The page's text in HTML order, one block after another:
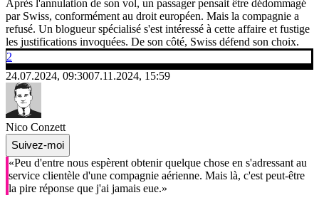
Après l'annulation de son vol, un passager pensait être dédommagé
par Swiss, conformément au droit européen. Mais la compagnie a
refusé. Un blogueur spécialisé s'est intéressé à cette affaire et fustige
les justifications invoquées. De son côté, Swiss défend son choix.
2
24.07.2024, 09:3007.11.2024, 15:59
Nico Conzett
Suivez-moi
«Peu d'entre nous espèrent obtenir quelque chose en s'adressant au
service clientèle d'une compagnie aérienne. Mais là, c'est peut-être
la pire réponse que j'ai jamais eue.»